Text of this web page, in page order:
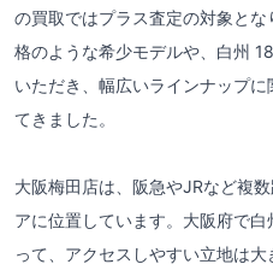
の買取ではプラス査定の対象と
格のような希少モデルや、白州
いただき、幅広いラインナップ
てきました。
大阪梅田店は、阪急やJRなど複
アに位置しています。大阪府で
って、アクセスしやすい立地は